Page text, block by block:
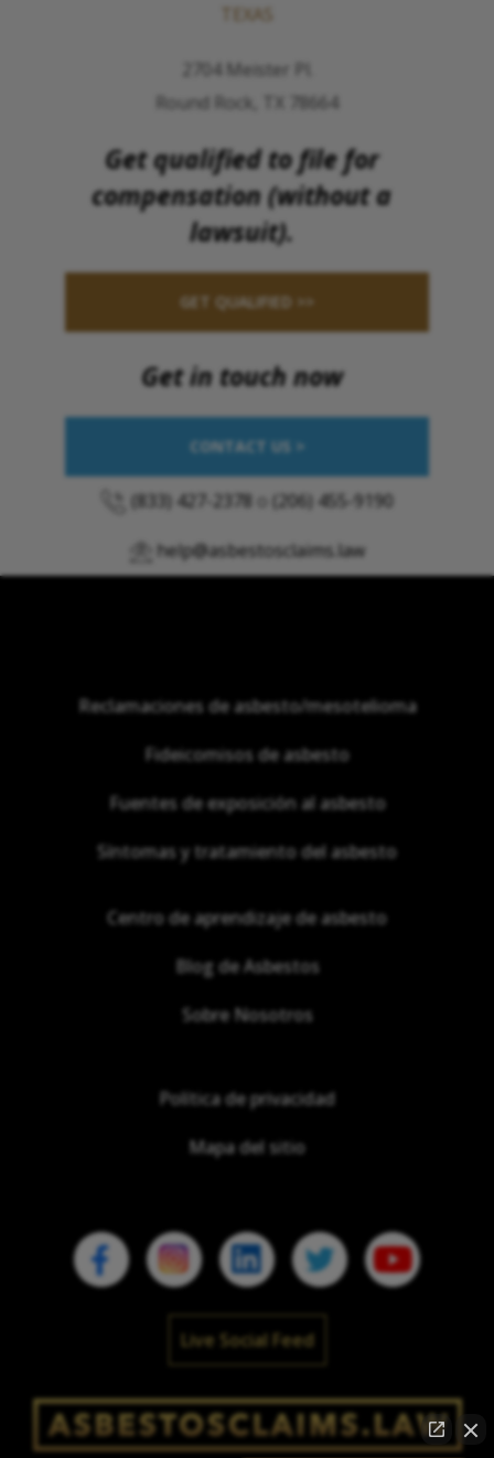
TEXAS
2704 Meister Pl.
Round Rock, TX 78664
Get qualified to file for
compensation (without a
lawsuit).
GET QUALIFIED >>
Get in touch now
CONTACT US >
(833) 427-2378 (206) 455-9190
help@asbestosclaims.law
Reclamaciones de asbesto/mesotelioma
Fideicomisos de asbesto
Fuentes de exposición al asbesto
Síntomas y tratamiento del asbesto
Centro de aprendizaje de asbesto
Blog de Asbestos
Sobre Nosotros
Política de privacidad
Mapa del sitio
Live Social Feed